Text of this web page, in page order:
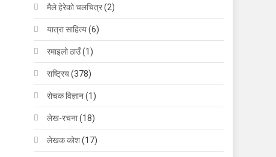
मैले हेरेको चलचित्र(2)
यात्रा साहित्य(6)
रमाइलो ठाउँ(1)
राष्ट्रिय(378)
रोचक विज्ञान(1)
लेख-रचना(18)
लेखक कोश(17)